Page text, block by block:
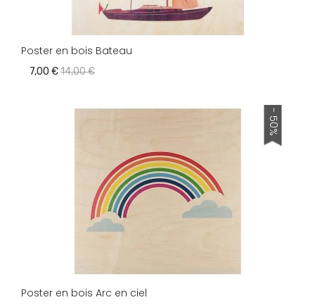
Poster en bois Bateau
7,00 €14,00 €
- 50%
Poster en bois Arc en ciel